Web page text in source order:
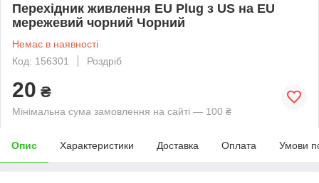
Перехідник живлення EU Plug з US на EU
мережевий чорний Чорний
Немає в наявності
Код: 156301
Роздріб
20 ₴
Мінімальна сума замовлення на сайті — 100 ₴
Опис Характеристики Доставка Оплата Умови